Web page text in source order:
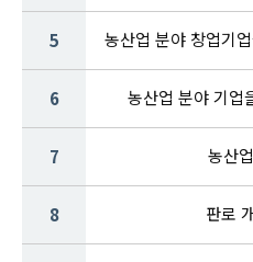
5 농산업 분야 창업기
6 농산업 분야 기업
7 농산
8 판로